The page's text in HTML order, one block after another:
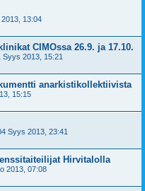
13:04
CIMOssa 26.9. ja 17.10.
Syys 2013, 15:21
anarkistikollektiivista
15:15
Syys 2013, 23:41
Hirvitalolla
2013, 07:08